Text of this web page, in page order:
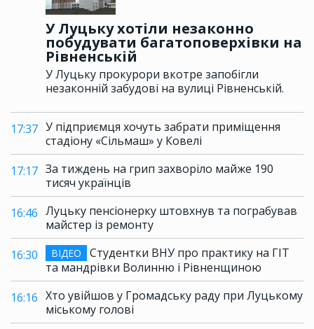
У Луцьку хотіли незаконно
побудувати багатоповерхівки на
Рівненській
У Луцьку прокурори вкотре запобігли
незаконній забудові на вулиці Рівненській.
17:37 У підприємця хочуть забрати приміщення
стадіону «Сільмаш» у Ковелі
17:17 За тиждень на грип захворіло майже 190
тисяч українців
16:46 Луцьку пенсіонерку штовхнув та пограбував
майстер із ремонту
16:30
ВІДЕО
Студентки ВНУ про практику на ГІТ
та мандрівки Волинню і Рівненщиною
16:16 Хто увійшов у Громадську раду при Луцькому
міському голові